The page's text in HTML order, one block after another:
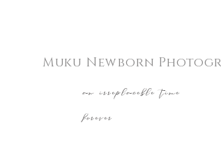
Muku Newborn
​an irreplaceble time
forever